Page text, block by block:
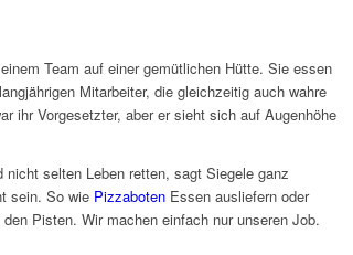
Team auf einer gemütlichen Hütte. Sie essen
Mitarbeiter, die gleichzeitig auch wahre
ihr Vorgesetzter, aber er sieht sich auf Augenhöhe
selten Leben retten, sagt Siegele ganz
sein. So wie Pizzaboten Essen ausliefern oder
Pisten. Wir machen einfach nur unseren Job.